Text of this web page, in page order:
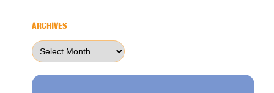
ARCHIVES
Archives